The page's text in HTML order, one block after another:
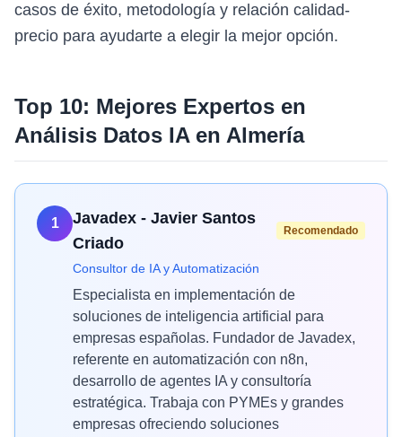
casos de éxito, metodología y relación calidad-
precio para ayudarte a elegir la mejor opción.
Top 10: Mejores Expertos en
Análisis Datos IAen Almería
1
Javadex - Javier Santos
Criado
Recomendado
Consultor de IA y Automatización
Especialista en implementación de
soluciones de inteligencia artificial para
empresas españolas. Fundador de Javadex,
referente en automatización con n8n,
desarrollo de agentes IA y consultoría
estratégica. Trabaja con PYMEs y grandes
empresas ofreciendo soluciones